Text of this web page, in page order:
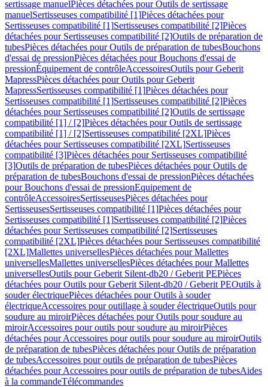
sertissage manuelPièces détachées pour Outils de sertissage
manuelSertisseuses compatibilité [1]Pièces détachées pour
Sertisseuses compatibilité [1]Sertisseuses compatibilité [2]Pièces
détachées pour Sertisseuses compatibilité [2]Outils de préparation de
tubesPièces détachées pour Outils de préparation de tubesBouchons
d'essai de pressionPièces détachées pour Bouchons d'essai de
pressionÉquipement de contrôleAccessoiresOutils pour Geberit
MapressPièces détachées pour Outils pour Geberit
MapressSertisseuses compatibilité [1]Pièces détachées pour
Sertisseuses compatibilité [1]Sertisseuses compatibilité [2]Pièces
détachées pour Sertisseuses compatibilité [2]Outils de sertissage
compatibilité [1] / [2]Pièces détachées pour Outils de sertissage
compatibilité [1] / [2]Sertisseuses compatibilité [2XL]Pièces
détachées pour Sertisseuses compatibilité [2XL]Sertisseuses
compatibilité [3]Pièces détachées pour Sertisseuses compatibilité
[3]Outils de préparation de tubesPièces détachées pour Outils de
préparation de tubesBouchons d'essai de pressionPièces détachées
pour Bouchons d'essai de pressionEquipement de
contrôleAccessoiresSertisseusesPièces détachées pour
SertisseusesSertisseuses compatibilité [1]Pièces détachées pour
Sertisseuses compatibilité [1]Sertisseuses compatibilité [2]Pièces
détachées pour Sertisseuses compatibilité [2]Sertisseuses
compatibilité [2XL]Pièces détachées pour Sertisseuses compatibilité
[2XL]Mallettes universellesPièces détachées pour Mallettes
universellesMallettes universellesPièces détachées pour Mallettes
universellesOutils pour Geberit Silent-db20 / Geberit PEPièces
détachées pour Outils pour Geberit Silent-db20 / Geberit PEOutils à
souder électriquePièces détachées pour Outils à souder
électriqueAccessoires pour outillage à souder électriqueOutils pour
soudure au miroirPièces détachées pour Outils pour soudure au
miroirAccessoires pour outils pour soudure au miroirPièces
détachées pour Accessoires pour outils pour soudure au miroirOutils
de préparation de tubesPièces détachées pour Outils de préparation
de tubesAccessoires pour outils de préparation de tubesPièces
détachées pour Accessoires pour outils de préparation de tubesAides
à la commandeTélécommandes